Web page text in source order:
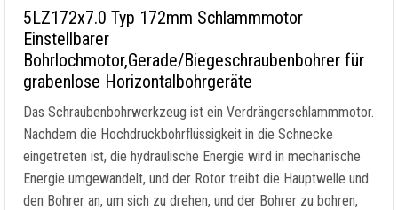
5LZ172x7.0 Typ 172mm Schlammmotor
Einstellbarer
Bohrlochmotor,Gerade/Biegeschraubenbohrer für
grabenlose Horizontalbohrgeräte
Das Schraubenbohrwerkzeug ist ein Verdrängerschlammmotor.
Nachdem die Hochdruckbohrflüssigkeit in die Schnecke
eingetreten ist, die hydraulische Energie wird in mechanische
Energie umgewandelt, und der Rotor treibt die Hauptwelle und
den Bohrer an, um sich zu drehen, und der Bohrer zu bohren,